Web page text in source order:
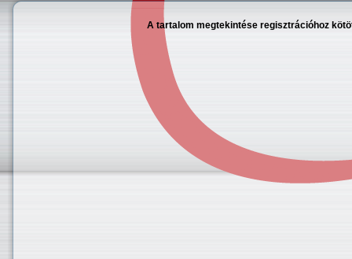
A tartalom megtekintése regisztrációhoz